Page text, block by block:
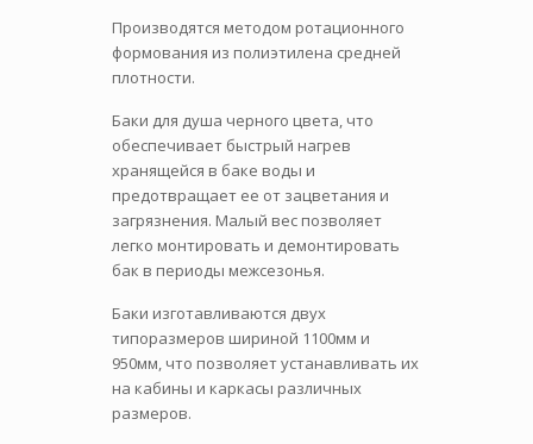
Производятся методом ротационного
формования из полиэтилена средней
плотности.
Баки для душа черного цвета, что
обеспечивает быстрый нагрев
хранящейся в баке воды и
предотвращает ее от зацветания и
загрязнения. Малый вес позволяет
легко монтировать и демонтировать
бак в периоды межсезонья.
Баки изготавливаются двух
типоразмеров шириной 1100мм и
950мм, что позволяет устанавливать их
на кабины и каркасы различных
размеров.